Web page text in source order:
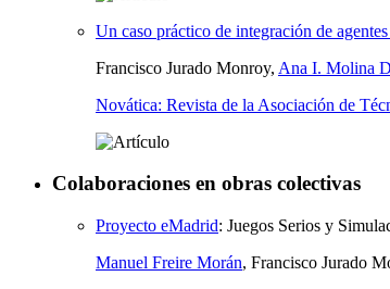
Un caso práctico de integración de
Francisco Jurado Monroy, Ana I. Molina
Novática: Revista de la Asociación de
Colaboraciones en obras colectivas
Proyecto eMadrid: Juegos Serios y
Manuel Freire Morán, Francisco Jurado